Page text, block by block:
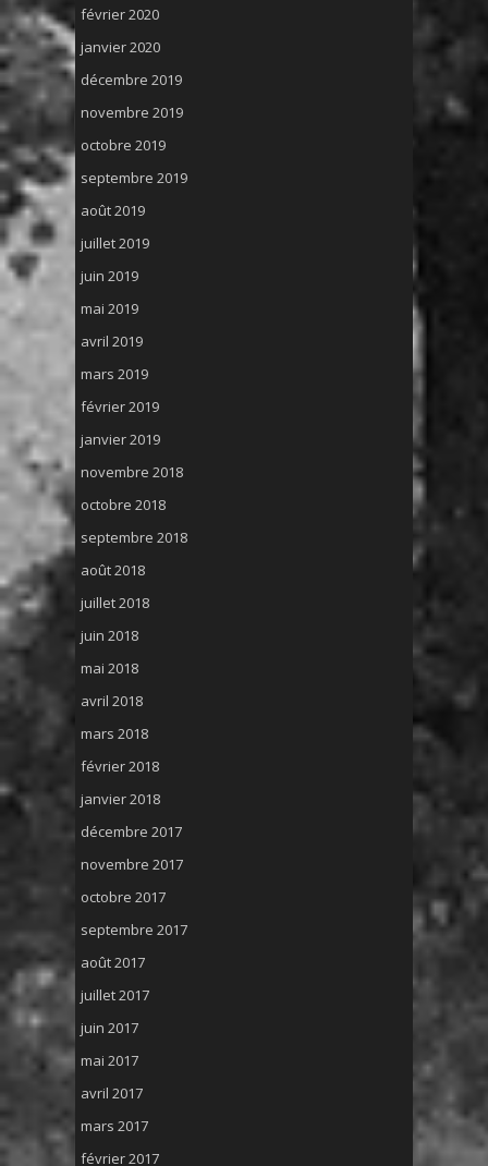
février 2020
janvier 2020
décembre 2019
novembre 2019
octobre 2019
septembre 2019
août 2019
juillet 2019
juin 2019
mai 2019
avril 2019
mars 2019
février 2019
janvier 2019
novembre 2018
octobre 2018
septembre 2018
août 2018
juillet 2018
juin 2018
mai 2018
avril 2018
mars 2018
février 2018
janvier 2018
décembre 2017
novembre 2017
octobre 2017
septembre 2017
août 2017
juillet 2017
juin 2017
mai 2017
avril 2017
mars 2017
février 2017